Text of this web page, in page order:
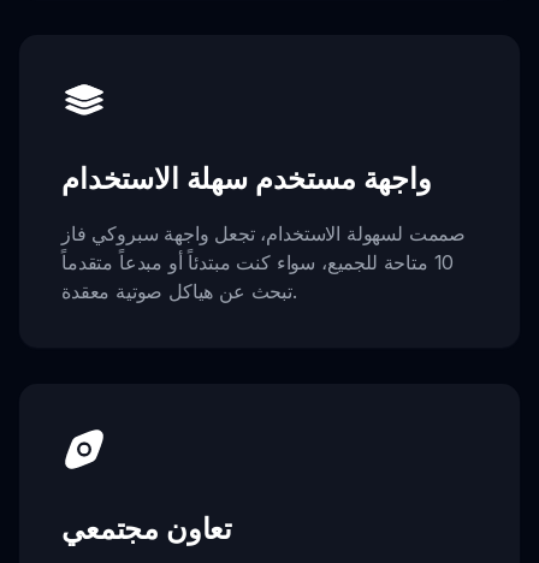
واجهة مستخدم سهلة الاستخدام
صممت لسهولة الاستخدام، تجعل واجهة سبروكي فاز
10 متاحة للجميع، سواء كنت مبتدئاً أو مبدعاً متقدماً
تبحث عن هياكل صوتية معقدة.
تعاون مجتمعي